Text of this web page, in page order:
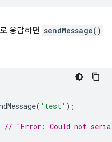
응답하면 sendMessage()
( 'test' );
// "Error: Could not